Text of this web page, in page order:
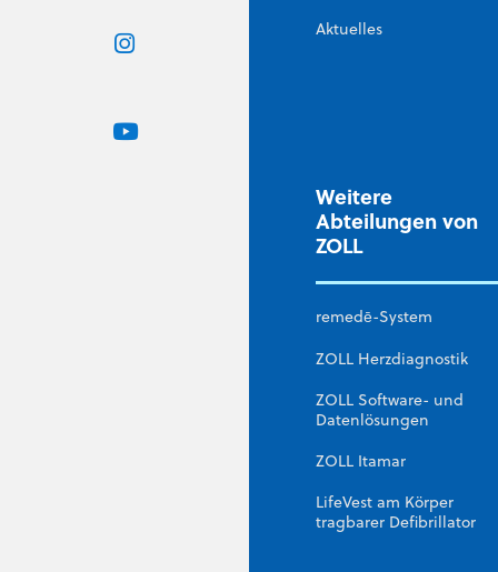
Aktuelles
Weitere
Abteilungen von
ZOLL
remedē-System
ZOLL Herzdiagnostik
ZOLL Software- und
Datenlösungen
ZOLL Itamar
LifeVest am Körper
tragbarer Defibrillator